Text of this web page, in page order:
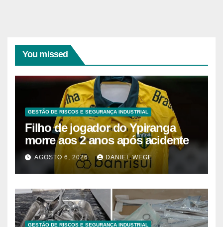
You missed
GESTÃO DE RISCOS E SEGURANÇA INDUSTRIAL
Filho de jogador do Ypiranga
morre aos 2 anos após acidente
AGOSTO 6, 2026 DANIEL WEGE
GESTÃO DE RISCOS E SEGURANÇA INDUSTRIAL